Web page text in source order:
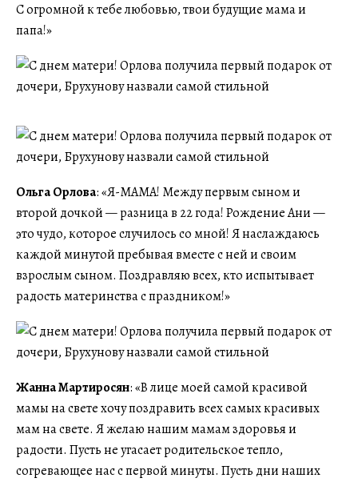
С огромной к тебе любовью, твои будущие мама и
папа!»
Ольга Орлова: «Я-МАМА! Между первым сыном и
второй дочкой — разница в 22 года! Рождение Ани —
это чудо, которое случилось со мной! Я наслаждаюсь
каждой минутой пребывая вместе с ней и своим
взрослым сыном. Поздравляю всех, кто испытывает
радость материнства с праздником!»
Жанна Мартиросян: «В лице моей самой красивой
мамы на свете хочу поздравить всех самых красивых
мам на свете. Я желаю нашим мамам здоровья и
радости. Пусть не угасает родительское тепло,
согревающее нас с первой минуты. Пусть дни наших